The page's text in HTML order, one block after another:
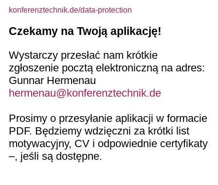
konferenztechnik.de/data-protection
Czekamy na Twoją aplikację!
Wystarczy przesłać nam krótkie
zgłoszenie pocztą elektroniczną na adres:
Gunnar Hermenau
hermenau@konferenztechnik.de
Prosimy o przesyłanie aplikacji w formacie
PDF. Będziemy wdzięczni za krótki list
motywacyjny, CV i odpowiednie certyfikaty
–, jeśli są dostępne.